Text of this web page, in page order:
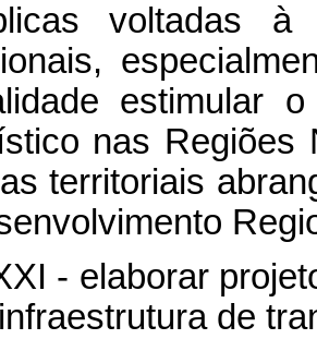
voltadas à
estimular
nas
territoriais
- elaborar
de